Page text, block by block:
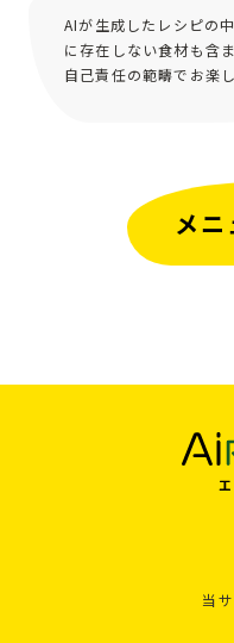
AIが生成したレシピの
に存在しない食材も含
自己責任の範疇でお楽
メ
当